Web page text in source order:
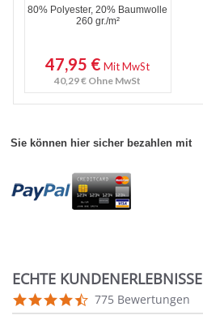
80% Polyester, 20% Baumwolle
260 gr./m²
47,95 €Mit MwSt
40,29 € Ohne MwSt
Sie können hier sicher bezahlen mit
ECHTE KUNDENERLEBNISSE
Reviews
carousel
4.7
star
775 Bewertungen